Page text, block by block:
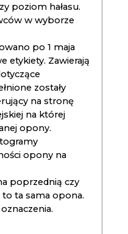
poziom hałasu.
w wyborze
po 1 maja
etykiety. Zawierają
zostały
na stronę
na której
opony.
opony na
poprzednią czy
ta sama opona.